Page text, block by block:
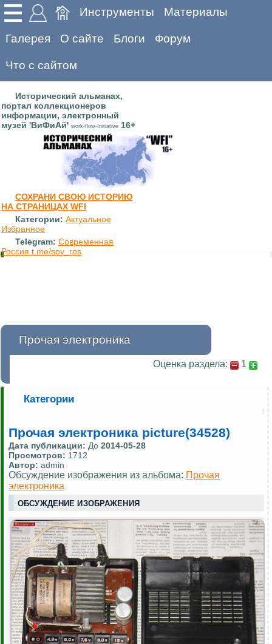
Инструменты Материалы
Галерея О сайте Блоги Форум
Что с сайтом
Исторический альманах,
портал коллекционеров
информации, электронный
музей 'ВиФиАй' work-flow-Initiative 16+
СОХРАНИ СВОЮ ИСТОРИЮ
НА СТРАНИЦАХ WFI
Категории: Актуальное
Избранное
Telegram: Современная
Россия t.me/sov_ros
Прочая электроника
Оценка раздела: 1
Категории
Прочая электроника picture(34528)
Дата публикации: До 2014-05-28
Просмотров: 1712
Автор: admin
Обсуждение изображения из альбома: Прочая
электроника
ОБСУЖДЕНИЕ ИЗОБРАЖЕНИЯ